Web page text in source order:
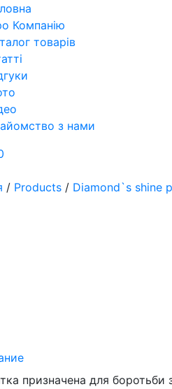
Компанію
товарів
з нами
/ Products / Diamond`s shine
призначена для боротьби